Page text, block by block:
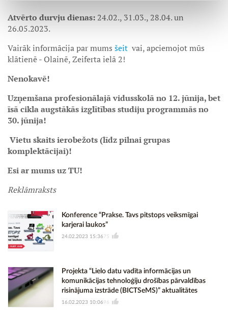
Atvērto durvju dienas: 24.02., 31.03., 28.04. un
26.05.2023.
Vairāk informācija par mums šeit vai, apciemojot mūs
klātienē - Olainē, Zeiferta ielā 2!
Nenokavē!
Uzņemšana profesionālajā vidusskolā no 12. jūnija, bet
īsā cikla augstākās izglītības studiju programmās no
30. jūnija!
Vietu skaits ierobežots (līdz pilnai grupas
komplektācijai)!
Esi ar mums uz TU!
Reklāmraksts
Konference “Prakse. Tavs pitstops veiksmīgai
karjerai laukos”
24.02.2023 15:3675
Projekta “Lielo datu vadīta informācijas un
komunikācijas tehnoloģiju drošības pārvaldības
risinājuma izstrāde (BICTSeMS)” aktualitātes
16.02.2023 10:0696